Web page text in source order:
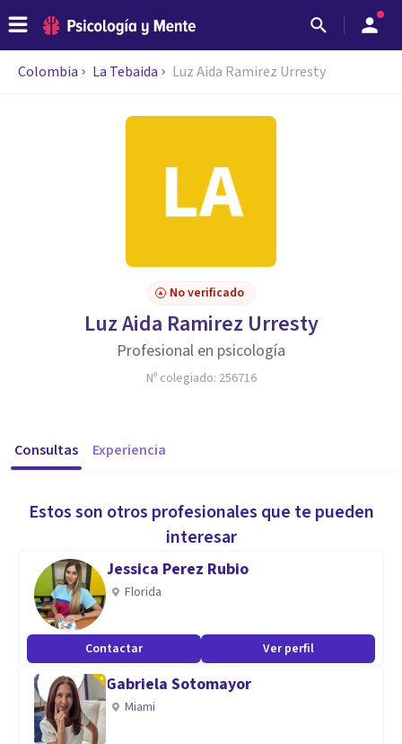
Colombia La Tebaida Luz Aida Ramirez Urresty
No verificado
Luz Aida Ramirez Urresty
Profesional en psicología
Nº colegiado: 256716
Consultas Experiencia
Estos son otros profesionales que te pueden
interesar
Jessica Perez Rubio
Florida
Contactar Ver perfil
Gabriela Sotomayor
Miami